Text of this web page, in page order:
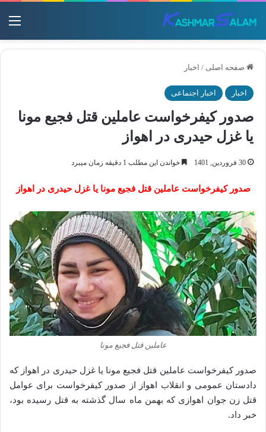
صفحه اصلی / اخبار
اخبار اخبار اجتماعی
صدور کیفرخواست عاملین قتل فجیع مونا
یا غزل حیدری در اهواز
30 فروردین, 1401 خواندن این مطلب 1 دقیقه زمان میبرد
صدور کیفرخواست عاملین قتل فجیع مونا یا غزل حیدری در اهواز
عاملین قتل فجیع مونا
صدور کیفرخواست عاملین قتل فجیع مونا یا غزل حیدری در اهواز که
دادستان عمومی و انقلاب اهواز از صدور کیفرخواست برای عوامل
قتل زن جوان اهوازی که بهمن ماه سال گذشته به قتل رسیده بود،
خبر داد.